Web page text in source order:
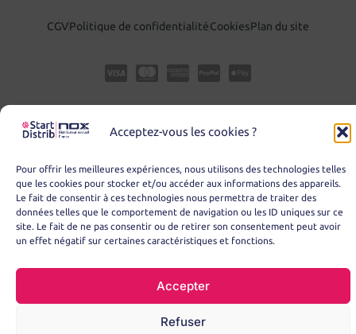
Acceptez-vous les cookies ?
Pour offrir les meilleures expériences, nous utilisons des technologies telles
que les cookies pour stocker et/ou accéder aux informations des appareils.
Le fait de consentir à ces technologies nous permettra de traiter des
données telles que le comportement de navigation ou les ID uniques sur ce
site. Le fait de ne pas consentir ou de retirer son consentement peut avoir
un effet négatif sur certaines caractéristiques et fonctions.
Accepter
Refuser
CGVPolitique de confidentialitéCookiesPlan du site
© Copyright 2025 – START DISTRIB